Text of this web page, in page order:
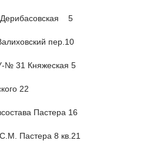
Дерибасовская 5
пер.10
№ 31 Княжеская 5
22
Пастера 16
Пастера 8 кв.21